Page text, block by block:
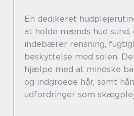
En dedikeret
at holde mænds hud
indebærer rensning,
beskyttelse mod solen.
hjælpe med at mindske
og indgroede hår, samt
udfordringer som